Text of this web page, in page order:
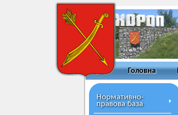
Головна
Нормативно-
правова база